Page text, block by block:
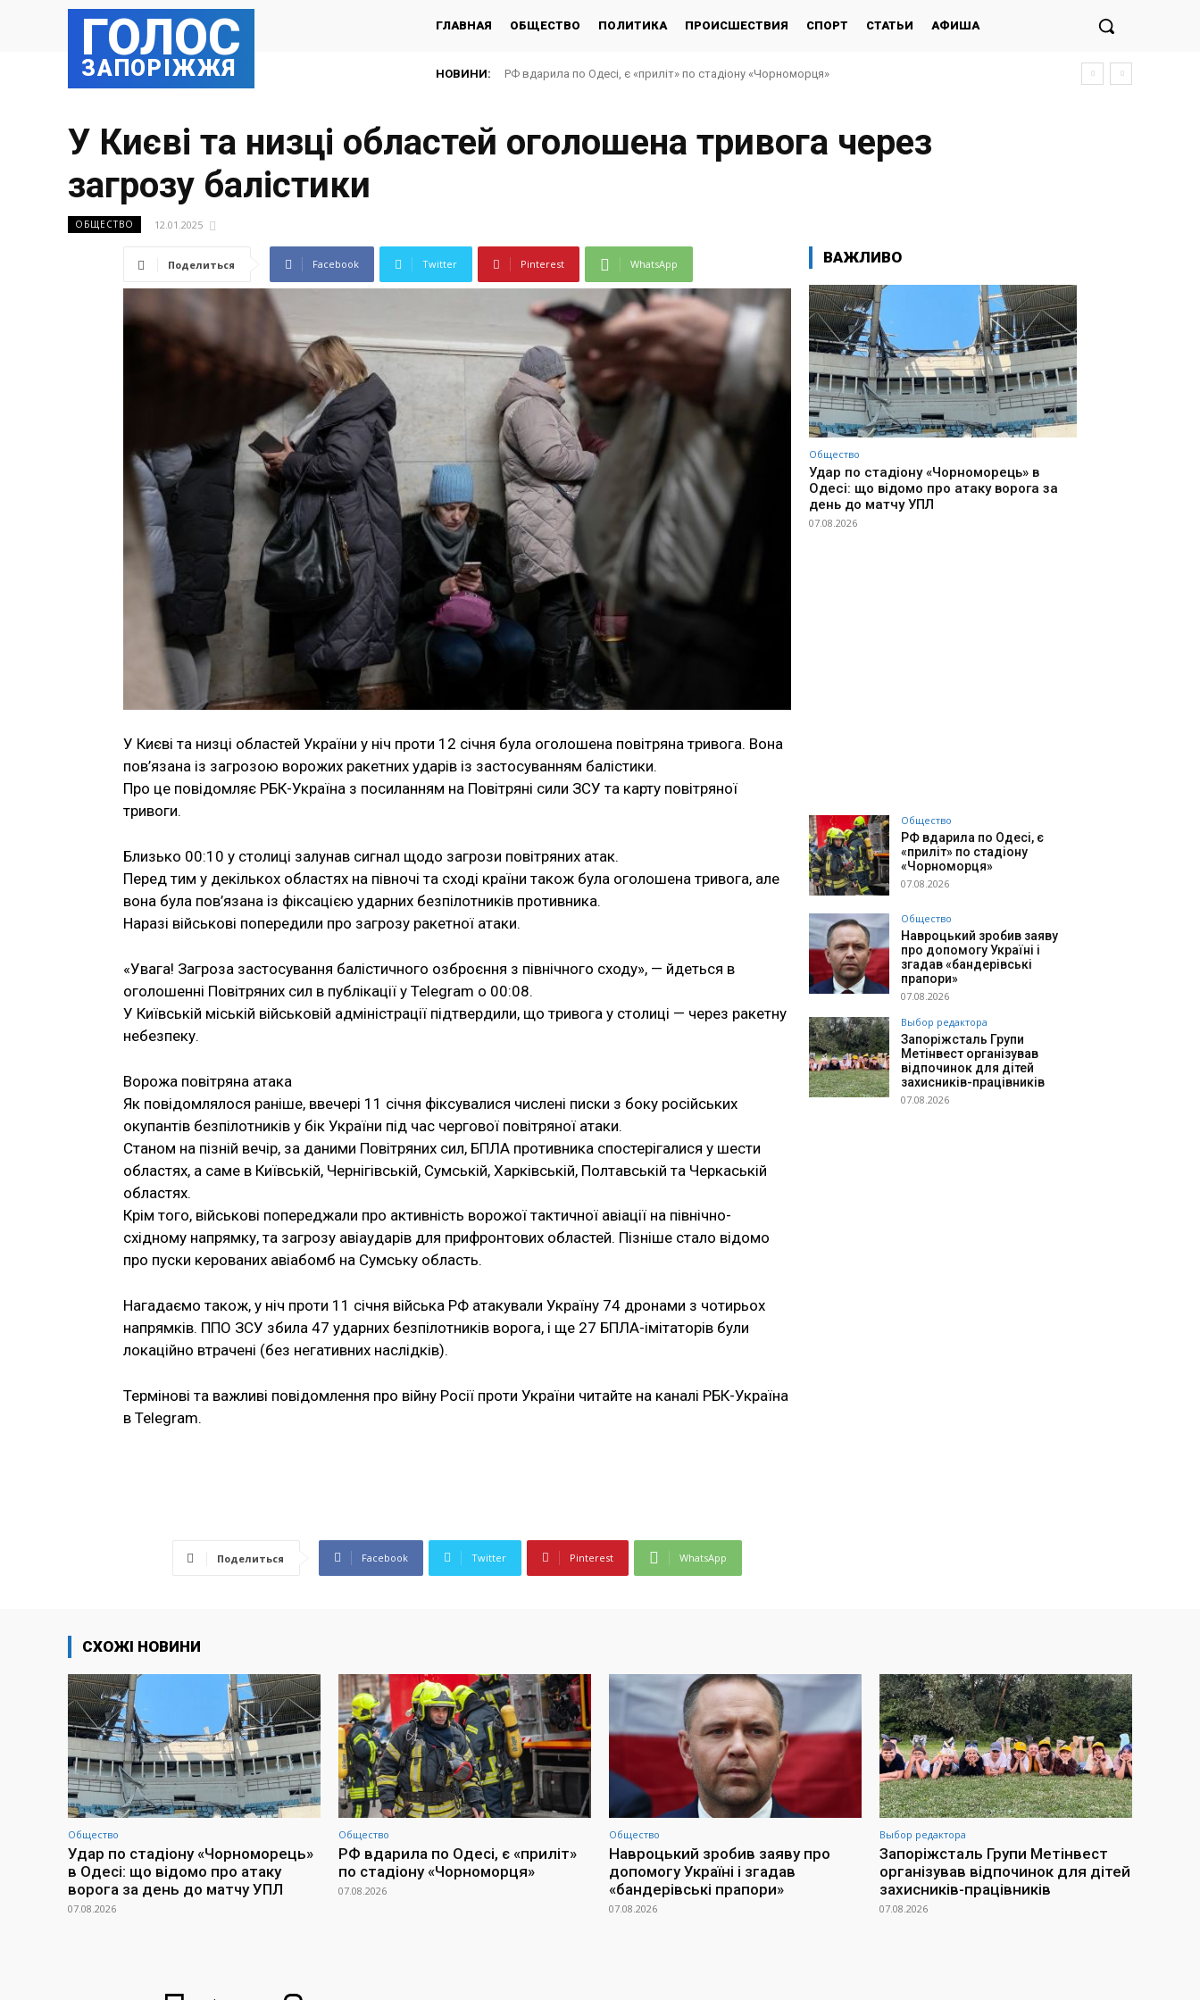
ГОЛОС
ЗАПОРІЖЖЯ
ГЛАВНАЯ ОБЩЕСТВО ПОЛИТИКА ПРОИСШЕСТВИЯ СПОРТ СТАТЬИ АФИША
НОВИНИ: РФ вдарила по Одесі, є «приліт» по стадіону «Чорноморця»
У Києві та низці областей оголошена тривога через
загрозу балістики
ОБЩЕСТВО 12.01.2025
Поделиться Facebook Twitter Pinterest WhatsApp
У Києві та низці областей України у ніч проти 12 січня була оголошена повітряна тривога. Вона
пов’язана із загрозою ворожих ракетних ударів із застосуванням балістики.
Про це повідомляє РБК-Україна з посиланням на Повітряні сили ЗСУ та карту повітряної
тривоги.
Близько 00:10 у столиці залунав сигнал щодо загрози повітряних атак.
Перед тим у декількох областях на півночі та сході країни також була оголошена тривога, але
вона була пов’язана із фіксацією ударних безпілотників противника.
Наразі військові попередили про загрозу ракетної атаки.
«Увага! Загроза застосування балістичного озброєння з північного сходу», — йдеться в
оголошенні Повітряних сил в публікації у Telegram о 00:08.
У Київській міській військовій адміністрації підтвердили, що тривога у столиці — через ракетну
небезпеку.
Ворожа повітряна атака
Як повідомлялося раніше, ввечері 11 січня фіксувалися числені писки з боку російських
окупантів безпілотників у бік України під час чергової повітряної атаки.
Станом на пізній вечір, за даними Повітряних сил, БПЛА противника спостерігалися у шести
областях, а саме в Київській, Чернігівській, Сумській, Харківській, Полтавській та Черкаській
областях.
Крім того, військові попереджали про активність ворожої тактичної авіації на північно-
східному напрямку, та загрозу авіаударів для прифронтових областей. Пізніше стало відомо
про пуски керованих авіабомб на Сумську область.
Нагадаємо також, у ніч проти 11 січня війська РФ атакували Україну 74 дронами з чотирьох
напрямків. ППО ЗСУ збила 47 ударних безпілотників ворога, і ще 27 БПЛА-імітаторів були
локаційно втрачені (без негативних наслідків).
Термінові та важливі повідомлення про війну Росії проти України читайте на каналі РБК-Україна
в Telegram.
Поделиться Facebook Twitter Pinterest WhatsApp
ВАЖЛИВО
Общество
Удар по стадіону «Чорноморець» в
Одесі: що відомо про атаку ворога за
день до матчу УПЛ
07.08.2026
Общество
РФ вдарила по Одесі, є
«приліт» по стадіону
«Чорноморця»
07.08.2026
Общество
Навроцький зробив заяву
про допомогу Україні і
згадав «бандерівські
прапори»
07.08.2026
Выбор редактора
Запоріжсталь Групи
Метінвест організував
відпочинок для дітей
захисників-працівників
07.08.2026
СХОЖІ НОВИНИ
Общество
Удар по стадіону «Чорноморець»
в Одесі: що відомо про атаку
ворога за день до матчу УПЛ
07.08.2026
Общество
РФ вдарила по Одесі, є «приліт»
по стадіону «Чорноморця»
07.08.2026
Общество
Навроцький зробив заяву про
допомогу Україні і згадав
«бандерівські прапори»
07.08.2026
Выбор редактора
Запоріжсталь Групи Метінвест
організував відпочинок для дітей
захисників-працівників
07.08.2026